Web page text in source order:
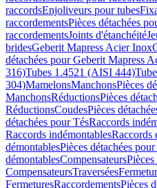
raccordsEnjoliveurs pour tubes
raccordementsPièces détachées
raccordementsJoints d'étanchéité
bridesGeberit Mapress Acier Inox
détachées pour Geberit Mapress
316)Tubes 1.4521 (AISI 444)
304)MamelonsManchonsPièces
ManchonsRéductionsPièces
RéductionsCoudesPièces
détachées pour TésRaccords
Raccords indémontablesRaccords
démontablesPièces détachées
démontablesCompensateurs
CompensateursTraversées
FermeturesRaccordementsPièces